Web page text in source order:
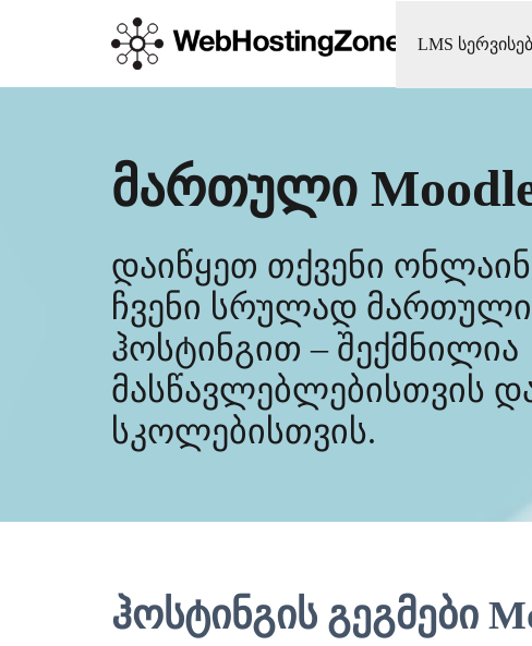
LMS
მართული
დაიწყეთ თქვენი ონლაინ
ჩვენი სრულად მართული
ჰოსტინგით – შექმნილია
მასწავლებლებისთვის
სკოლებისთვის.
ჰოსტინგის გეგმები